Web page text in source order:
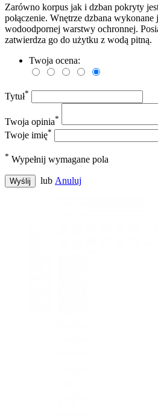
Zarówno korpus jak i dzban pokryty
połączenie. Wnętrze dzbana wykonane
wodoodpornej warstwy ochronnej.
zatwierdza go do użytku z wodą pitną.
Twoja ocena:
Tytuł*
Twoja opinia*
Twoje imię*
* Wypełnij wymagane pola
Wyślij lub Anuluj